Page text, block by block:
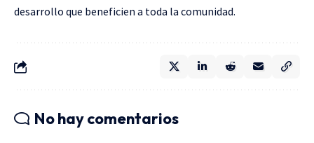
desarrollo que beneficien a toda la comunidad.
No hay comentarios